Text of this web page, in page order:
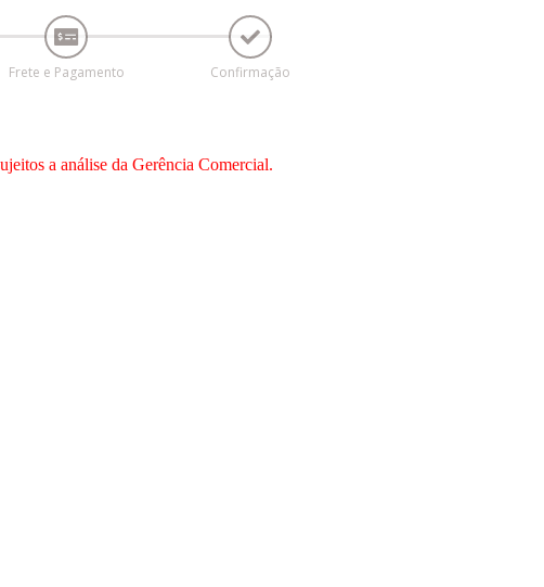
Frete e Pagamento Confirmação
a análise da Gerência Comercial.